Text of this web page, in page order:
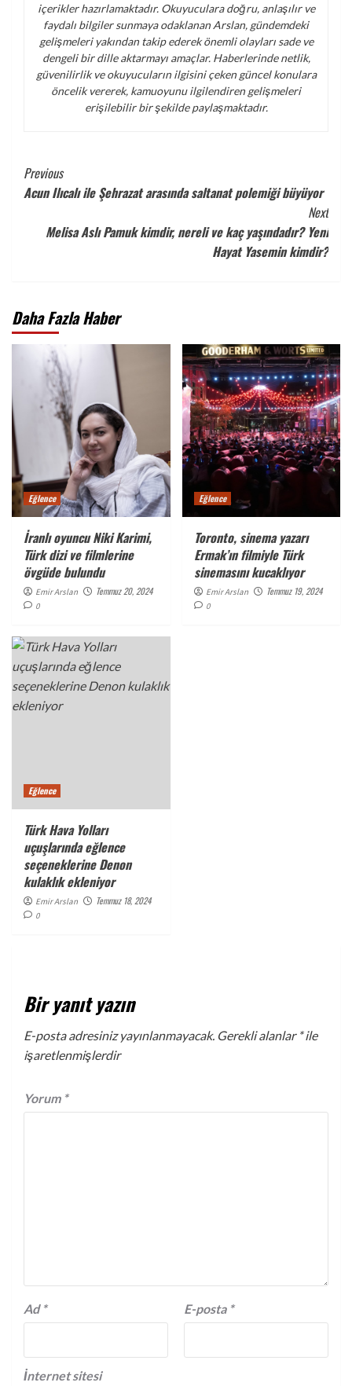
içerikler hazırlamaktadır. Okuyuculara doğru, anlaşılır ve
faydalı bilgiler sunmaya odaklanan Arslan, gündemdeki
gelişmeleri yakından takip ederek önemli olayları sade ve
dengeli bir dille aktarmayı amaçlar. Haberlerinde netlik,
güvenilirlik ve okuyucuların ilgisini çeken güncel konulara
öncelik vererek, kamuoyunu ilgilendiren gelişmeleri
erişilebilir bir şekilde paylaşmaktadır.
Continue
Reading
Previous
Acun Ilıcalı ile Şehrazat arasında saltanat polemiği büyüyor
Next
Melisa Aslı Pamuk kimdir, nereli ve kaç yaşındadır? Yeni
Hayat Yasemin kimdir?
Daha Fazla Haber
Eğlence
İranlı oyuncu Niki Karimi,
Türk dizi ve filmlerine
övgüde bulundu
Emir Arslan Temmuz 20, 2024
0
Eğlence
Toronto, sinema yazarı
Ermak’ın filmiyle Türk
sinemasını kucaklıyor
Emir Arslan Temmuz 19, 2024
0
Eğlence
Türk Hava Yolları
uçuşlarında eğlence
seçeneklerine Denon
kulaklık ekleniyor
Emir Arslan Temmuz 18, 2024
0
Bir yanıt yazın
E-posta adresiniz yayınlanmayacak. Gerekli alanlar *ile
işaretlenmişlerdir
Yorum *
Ad * E-posta *
İnternet sitesi